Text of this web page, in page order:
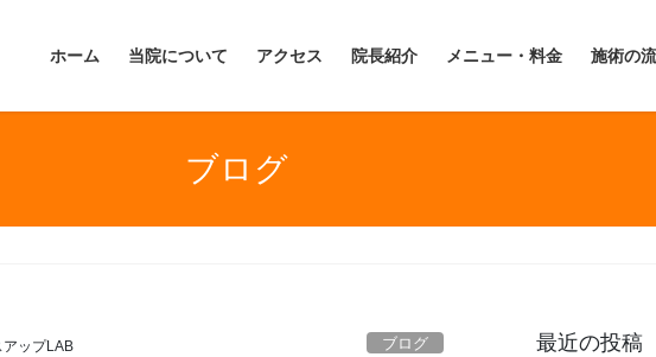
ホーム 当院について アクセス 院長紹介 メニュー・料金 施術の
ブログ
ップLAB ブログ 最近の投稿